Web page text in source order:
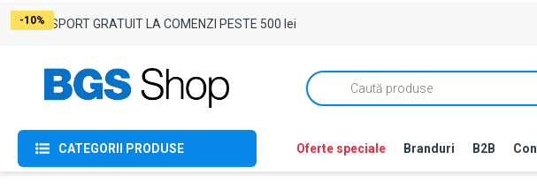
TRANSPORT GRATUIT LA COMENZI PESTE 500 lei
Products
search
CATEGORII PRODUSE Oferte speciale Branduri B2B
-16%
-8%
-2%
-4%
-1%
-1%
-8%
-12%
-35%
-34%
-22%
-6%
-1%
-4%
-34%
-8%
-27%
-10%